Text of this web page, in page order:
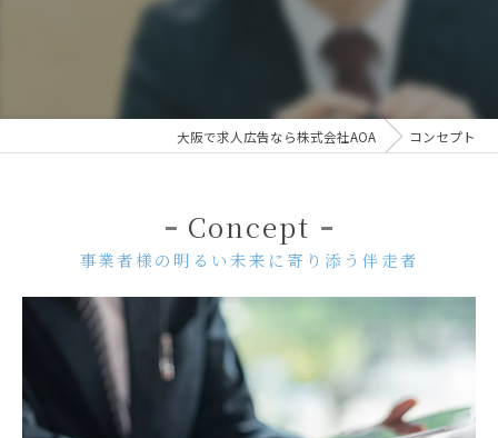
大阪で求人広告なら株式会社AOA コンセプト
事業者様の明るい未来に寄り添う伴走者
Concept